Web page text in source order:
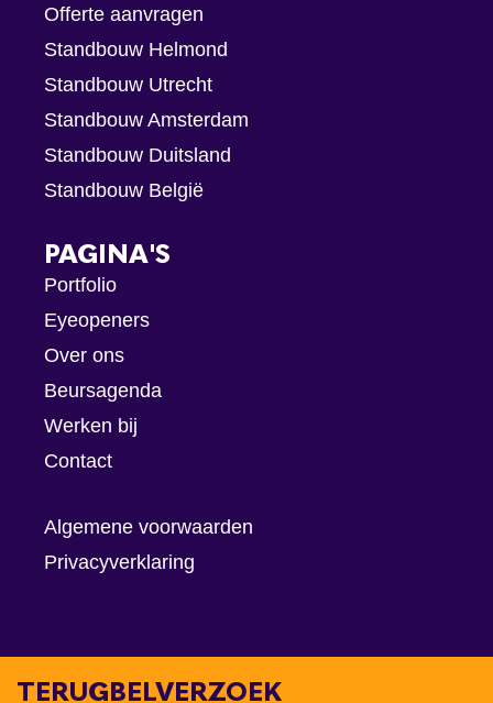
Offerte aanvragen
Standbouw Helmond
Standbouw Utrecht
Standbouw Amsterdam
Standbouw Duitsland
Standbouw België
PAGINA'S
Portfolio
Eyeopeners
Over ons
Beursagenda
Werken bij
Contact
Algemene voorwaarden
Privacyverklaring
TERUGBELVERZOEK